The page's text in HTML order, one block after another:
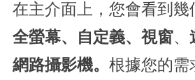
在主介面上，您會看到幾
全螢幕、自定義、 視窗、
網路攝影機。 根據您的需